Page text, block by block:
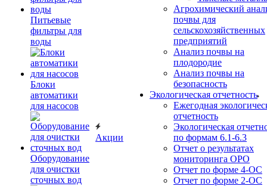
Питьевые
фильтры для
воды
Блоки
автоматики
для насосов
Оборудование
для очистки
сточных вод
Акции
Агрохимический
почвы для
сельскохозяйственных
предприятий
Анализ почвы на
плодородие
Анализ почвы на
безопасность
Экологическая отчетность
Ежегодная
отчетность
Экологическая
по формам 6.1-6.3
Отчет о результатах
мониторинга ОРО
Отчет по форме 4-ОС
Отчет по форме 2-ОС